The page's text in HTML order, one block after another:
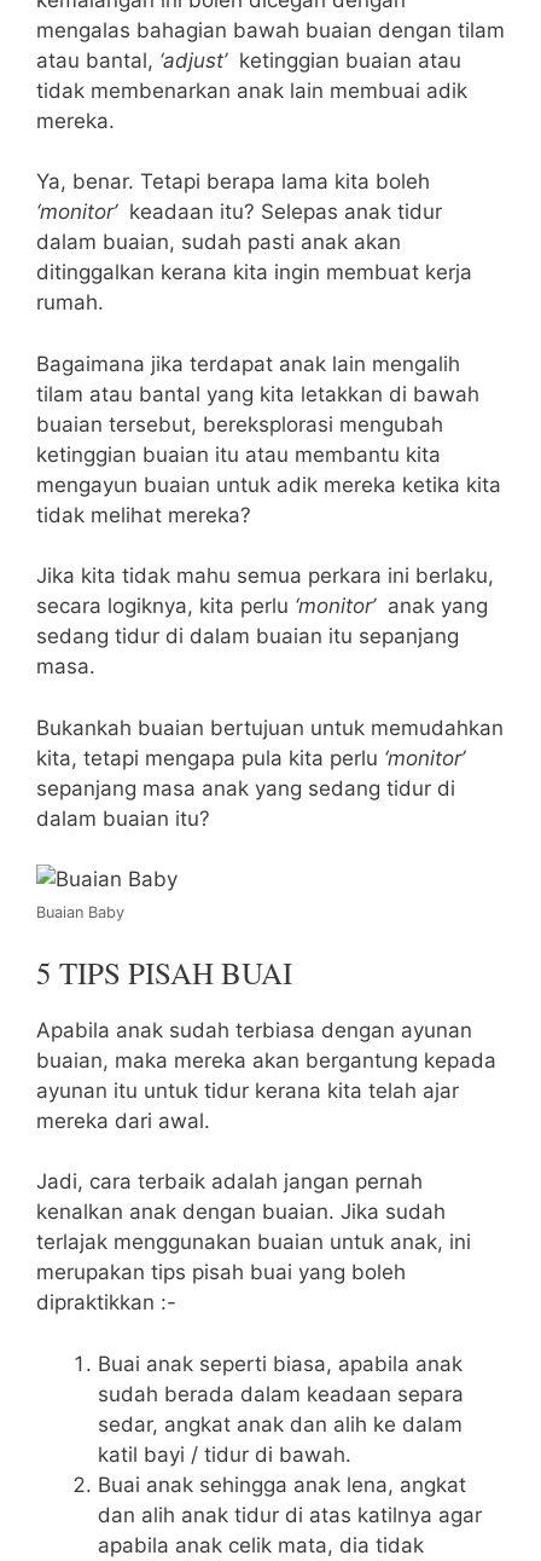
mengalas bahagian bawah buaian dengan tilam
atau bantal, ‘adjust’ketinggian buaian atau
tidak membenarkan anak lain membuai adik
mereka.
Ya, benar. Tetapi berapa lama kita boleh
‘monitor’keadaan itu? Selepas anak tidur
dalam buaian, sudah pasti anak akan
ditinggalkan kerana kita ingin membuat kerja
rumah.
Bagaimana jika terdapat anak lain mengalih
tilam atau bantal yang kita letakkan di bawah
buaian tersebut, bereksplorasi mengubah
ketinggian buaian itu atau membantu kita
mengayun buaian untuk adik mereka ketika kita
tidak melihat mereka?
Jika kita tidak mahu semua perkara ini berlaku,
secara logiknya, kita perlu ‘monitor’ anak yang
sedang tidur di dalam buaian itu sepanjang
masa.
Bukankah buaian bertujuan untuk memudahkan
kita, tetapi mengapa pula kita perlu ‘monitor’
sepanjang masa anak yang sedang tidur di
dalam buaian itu?
Buaian Baby
5 TIPS PISAH BUAI
Apabila anak sudah terbiasa dengan ayunan
buaian, maka mereka akan bergantung kepada
ayunan itu untuk tidur kerana kita telah ajar
mereka dari awal.
Jadi, cara terbaik adalah jangan pernah
kenalkan anak dengan buaian. Jika sudah
terlajak menggunakan buaian untuk anak, ini
merupakan tips pisah buai yang boleh
dipraktikkan :-
Buai anak seperti biasa, apabila anak
sudah berada dalam keadaan separa
sedar, angkat anak dan alih ke dalam
katil bayi / tidur di bawah.
Buai anak sehingga anak lena, angkat
dan alih anak tidur di atas katilnya agar
apabila anak celik mata, dia tidak